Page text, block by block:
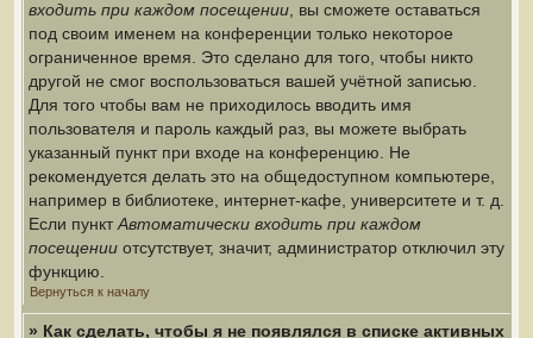
входить при каждом посещении , вы сможете оставаться
под своим именем на конференции только некоторое
ограниченное время. Это сделано для того, чтобы никто
другой не смог воспользоваться вашей учётной записью.
Для того чтобы вам не приходилось вводить имя
пользователя и пароль каждый раз, вы можете выбрать
указанный пункт при входе на конференцию. Не
рекомендуется делать это на общедоступном компьютере,
например в библиотеке, интернет-кафе, университете и т. д.
Если пунктАвтоматически входить при каждом
посещении отсутствует, значит, администратор отключил эту
функцию.
Вернуться к началу
» Как сделать, чтобы я не появлялся в списке активных